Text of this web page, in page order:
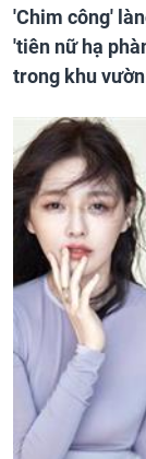
'Chim công'
'tiên nữ hạ
trong khu